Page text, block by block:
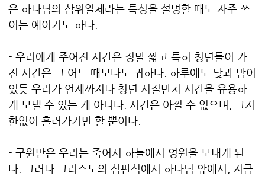
은 하나님의 삼위일체라는 특성을 설명할 때도 자주 쓰
이는 예이기도 하다.
- 우리에게 주어진 시간은 정말 짧고 특히 청년들이 가
진 시간은 그 어느 때보다도 귀하다. 하루에도 낮과 밤이
있듯 우리가 언제까지나 청년 시절만치 시간을 유용하
게 보낼 수 있는 게 아니다. 시간은 아낄 수 없으며, 그저
한없이 흘러가기만 할 뿐이다.
- 구원받은 우리는 죽어서 하늘에서 영원을 보내게 된
다. 그러나 그리스도의 심판석에서 하나님 앞에서, 지금